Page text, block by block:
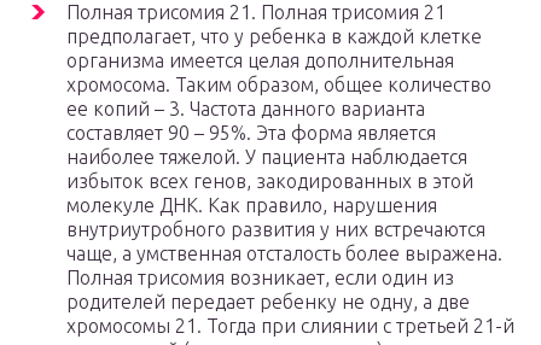
Полная трисомия 21. Полная трисомия 21
предполагает, что у ребенка в каждой клетке
организма имеется целая дополнительная
хромосома. Таким образом, общее количество
ее копий – 3. Частота данного варианта
составляет 90 – 95%. Эта форма является
наиболее тяжелой. У пациента наблюдается
избыток всех генов, закодированных в этой
молекуле ДНК. Как правило, нарушения
внутриутробного развития у них встречаются
чаще, а умственная отсталость более выражена.
Полная трисомия возникает, если один из
родителей передает ребенку не одну, а две
хромосомы 21. Тогда при слиянии с третьей 21-й